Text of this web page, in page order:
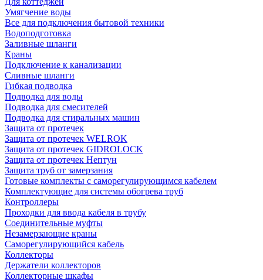
Умягчение воды
Все для подключения бытовой техники
Водоподготовка
Заливные шланги
Краны
Подключение к канализации
Сливные шланги
Гибкая подводка
Подводка для воды
Подводка для смесителей
Подводка для стиральных машин
Защита от протечек
Защита от протечек WELROK
Защита от протечек GIDROLOCK
Защита от протечек Нептун
Защита труб от замерзания
Готовые комплекты с саморегулирующимся кабелем
Комплектующие для системы обогрева труб
Контроллеры
Проходки для ввода кабеля в трубу
Соединительные муфты
Незамерзающие краны
Саморегулирующийся кабель
Коллекторы
Держатели коллекторов
Коллекторные шкафы